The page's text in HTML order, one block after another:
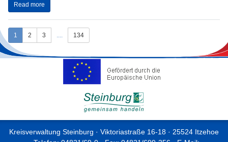
Read more
1 2 3 .... 134
Kreisverwaltung Steinburg · Viktoriastraße 16-18 · 25524 Itzehoe